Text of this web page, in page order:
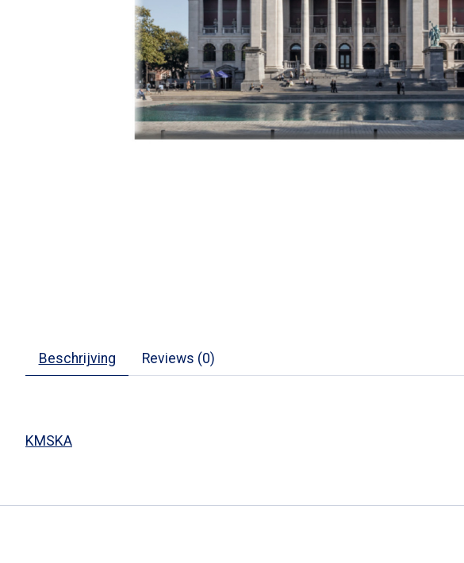
Beschrijving Reviews (0)
KMSKA